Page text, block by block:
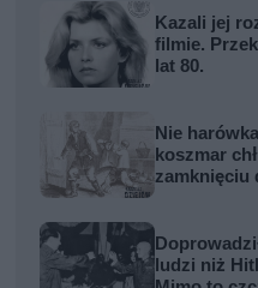
Kazali jej
filmie.
lat 80.
Nie
koszmar
zamknięciu
ludzi niż